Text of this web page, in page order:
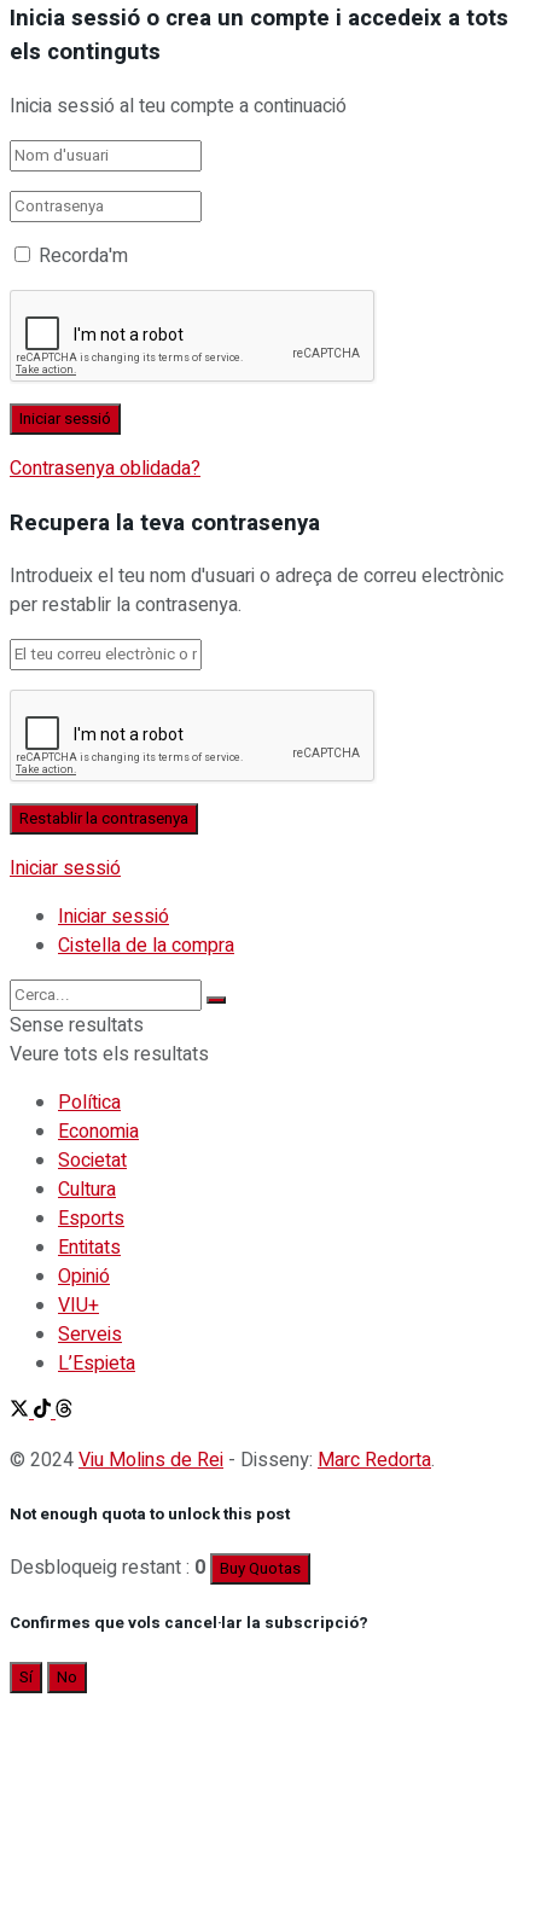
Inicia sessió o crea un compte i accedeix a tots
els continguts
Inicia sessió al teu compte a continuació
Recorda'm
Contrasenya oblidada?
Recupera la teva contrasenya
Introdueix el teu nom d'usuari o adreça de correu electrònic
per restablir la contrasenya.
Iniciar sessió
Iniciar sessió
Cistella de la compra
Sense resultats
Veure tots els resultats
Política
Economia
Societat
Cultura
Esports
Entitats
Opinió
VIU+
Serveis
L’Espieta
© 2024Viu Molins de Rei - Disseny: Marc Redorta.
Not enough quota to unlock this post
Desbloqueig restant : 0 Buy Quotas
Confirmes que vols cancel·lar la subscripció?
Sí No